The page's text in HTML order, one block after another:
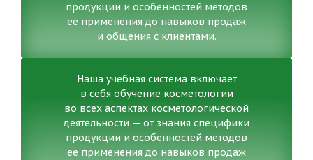
продукции и особенностей методов
ее применения до навыков продаж
и общения с клиентами.
Наша учебная система включает
в себя обучение косметологии
во всех аспектах косметологической
деятельности — от знания специфики
продукции и особенностей методов
ее применения до навыков продаж